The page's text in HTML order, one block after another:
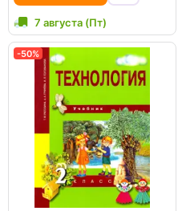
7 августа (Пт)
-50%